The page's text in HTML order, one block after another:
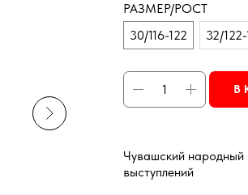
РАЗМЕР/РОСТ
30/116-122
32/
В
Чувашский народный
выступлений